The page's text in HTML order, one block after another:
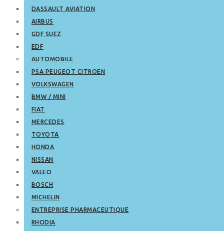
DASSAULT AVIATION
AIRBUS
GDF SUEZ
EDF
AUTOMOBILE
PSA PEUGEOT CITROEN
VOLKSWAGEN
BMW / MINI
FIAT
MERCEDES
TOYOTA
HONDA
NISSAN
VALEO
BOSCH
MICHELIN
ENTREPRISE PHARMACEUTIQUE
RHODIA